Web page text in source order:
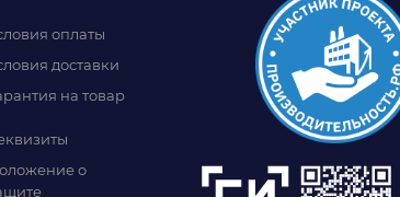
оплаты
доставки
на товар
о